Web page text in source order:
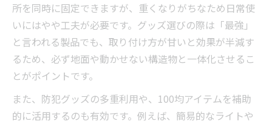
所を同時に固定できますが、重くなりがちなため日常使
いにはやや工夫が必要です。グッズ選びの際は「最強」
と言われる製品でも、取り付け方が甘いと効果が半減す
るため、必ず地面や動かせない構造物と一体化させるこ
とがポイントです。
また、防犯グッズの多重利用や、100均アイテムを補助
的に活用するのも有効です。例えば、簡易的なライトや